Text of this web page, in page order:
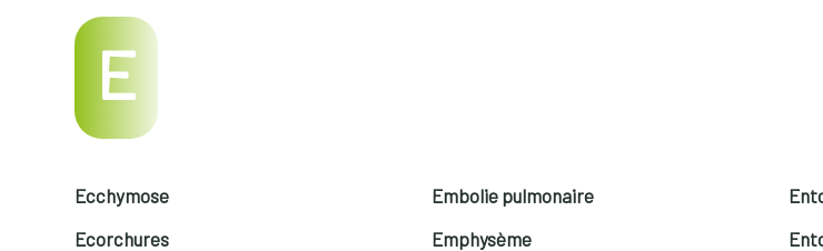
E
Ecchymose
Ecorchures
Embolie pulmonaire
Emphysème